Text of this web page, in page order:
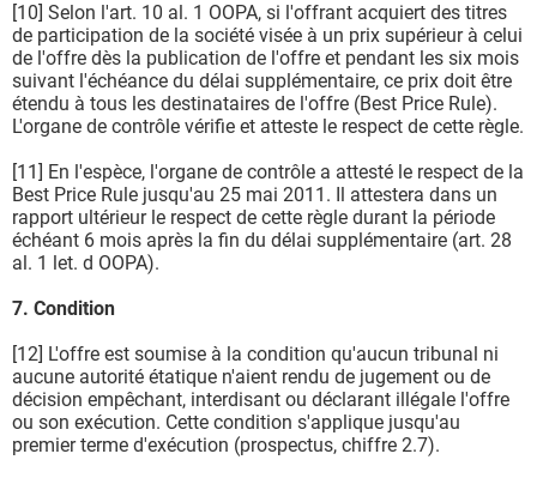
[10] Selon l'art. 10 al. 1 OOPA, si l'offrant acquiert des titres
de participation de la société visée à un prix supérieur à celui
de l'offre dès la publication de l'offre et pendant les six mois
suivant l'échéance du délai supplémentaire, ce prix doit être
étendu à tous les destinataires de l'offre (Best Price Rule).
L'organe de contrôle vérifie et atteste le respect de cette règle.
[11] En l'espèce, l'organe de contrôle a attesté le respect de la
Best Price Rule jusqu'au 25 mai 2011. Il attestera dans un
rapport ultérieur le respect de cette règle durant la période
échéant 6 mois après la fin du délai supplémentaire (art. 28
al. 1 let. d OOPA).
7. Condition
[12] L'offre est soumise à la condition qu'aucun tribunal ni
aucune autorité étatique n'aient rendu de jugement ou de
décision empêchant, interdisant ou déclarant illégale l'offre
ou son exécution. Cette condition s'applique jusqu'au
premier terme d'exécution (prospectus, chiffre 2.7).